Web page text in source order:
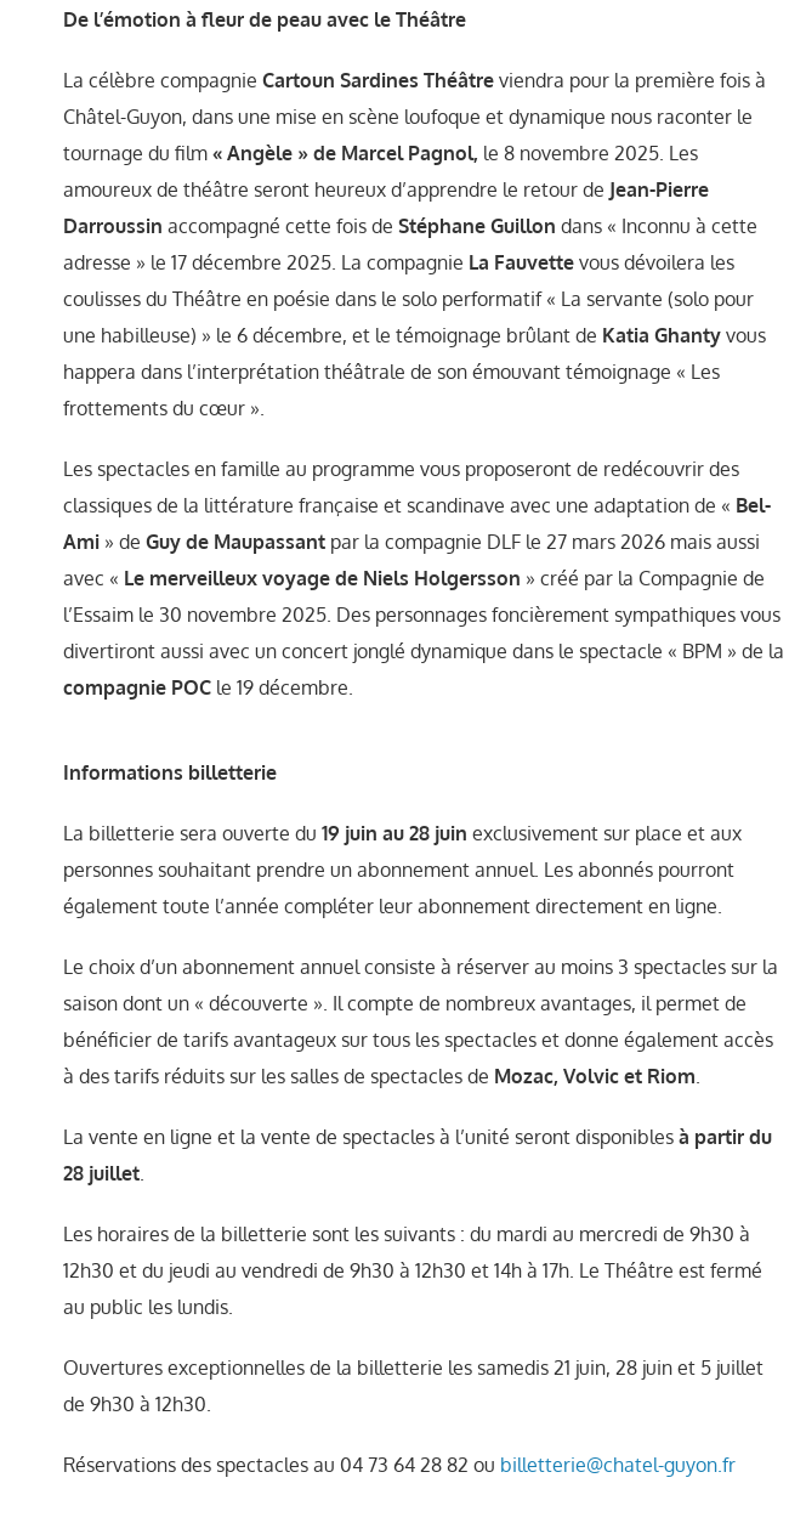
De l’émotion à fleur de peau avec le Théâtre
La célèbre compagnie Cartoun Sardines Théâtreviendra pour la première fois à
Châtel-Guyon, dans une mise en scène loufoque et dynamique nous raconter le
tournage du film « Angèle » de Marcel Pagnol, le 8 novembre 2025. Les
amoureux de théâtre seront heureux d’apprendre le retour de Jean-Pierre
Darroussin accompagné cette fois de Stéphane Guillon dans « Inconnu à cette
adresse » le 17 décembre 2025. La compagnie La Fauvettevous dévoilera les
coulisses du Théâtre en poésie dans le solo performatif « La servante (solo pour
une habilleuse) » le 6 décembre, et le témoignage brûlant de Katia Ghantyvous
happera dans l’interprétation théâtrale de son émouvant témoignage « Les
frottements du cœur ».
Les spectacles en famille au programme vous proposeront de redécouvrir des
classiques de la littérature française et scandinave avec une adaptation de « Bel-
Ami» de Guy de Maupassantpar la compagnie DLF le 27 mars 2026 mais aussi
avec « Le merveilleux voyage de Niels Holgersson » créé par la Compagnie de
l’Essaim le 30 novembre 2025. Des personnages foncièrement sympathiques vous
divertiront aussi avec un concert jonglé dynamique dans le spectacle « BPM » de la
compagnie POCle 19 décembre.
Informations billetterie
La billetterie sera ouverte du 19 juin au 28 juin exclusivement sur place et aux
personnes souhaitant prendre un abonnement annuel. Les abonnés pourront
également toute l’année compléter leur abonnement directement en ligne.
Le choix d’un abonnement annuel consiste à réserver au moins 3 spectacles sur la
saison dont un « découverte ». Il compte de nombreux avantages, il permet de
bénéficier de tarifs avantageux sur tous les spectacles et donne également accès
à des tarifs réduits sur les salles de spectacles de Mozac, Volvic et Riom.
La vente en ligne et la vente de spectacles à l’unité seront disponibles à partir du
28 juillet.
Les horaires de la billetterie sont les suivants : du mardi au mercredi de 9h30 à
12h30 et du jeudi au vendredi de 9h30 à 12h30 et 14h à 17h. Le Théâtre est fermé
au public les lundis.
Ouvertures exceptionnelles de la billetterie les samedis 21 juin, 28 juin et 5 juillet
de 9h30 à 12h30.
Réservations des spectacles au 04 73 64 28 82 ou billetterie@chatel-guyon.fr